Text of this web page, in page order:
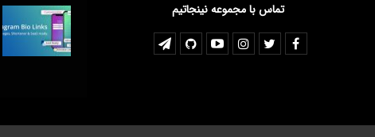
تماس با مجموعه نینجاتیم